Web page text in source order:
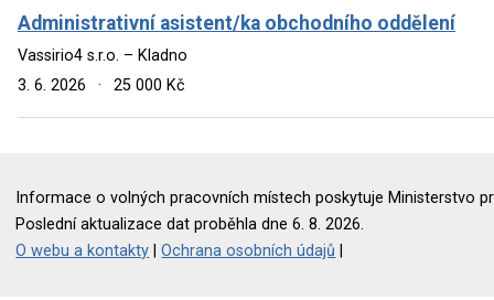
Administrativní asistent/ka obchodního oddělení
Vassirio4 s.r.o. – Kladno
3. 6. 2026
· 25 000 Kč
Informace o volných pracovních místech poskytuje Ministerstvo
Poslední aktualizace dat proběhla dne 6. 8. 2026.
O webu a kontakty |Ochrana osobních údajů